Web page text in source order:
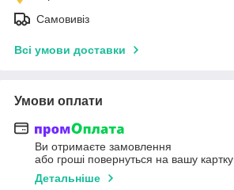
Самовивіз
Всі умови доставки
Умови оплати
Ви отримаєте замовлення
або гроші повернуться на вашу картку
Детальніше